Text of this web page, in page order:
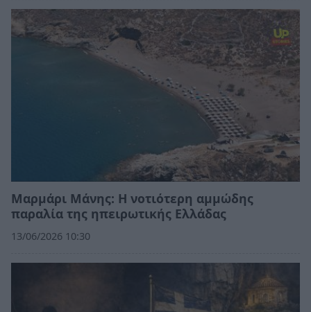
Μαρμάρι Μάνης: Η νοτιότερη αμμώδης
παραλία της ηπειρωτικής Ελλάδας
13/06/2026 10:30